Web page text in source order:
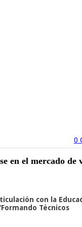
0
en el mercado de
con la
Técnicos